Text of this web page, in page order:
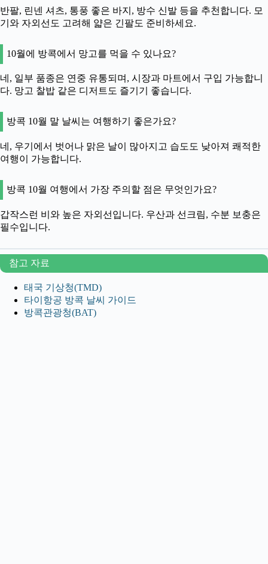
반팔, 린넨 셔츠, 통풍 좋은 바지, 방수 신발 등을 추천합니다. 모
기와 자외선도 고려해 얇은 긴팔도 준비하세요.
10월에 방콕에서 망고를 먹을 수 있나요?
네, 일부 품종은 연중 유통되며, 시장과 마트에서 구입 가능합니
다. 망고 찰밥 같은 디저트도 즐기기 좋습니다.
방콕 10월 말 날씨는 여행하기 좋은가요?
네, 우기에서 벗어나 맑은 날이 많아지고 습도도 낮아져 쾌적한
여행이 가능합니다.
방콕 10월 여행에서 가장 주의할 점은 무엇인가요?
갑작스런 비와 높은 자외선입니다. 우산과 선크림, 수분 보충은
필수입니다.
참고 자료
태국 기상청(TMD)
타이항공 방콕 날씨 가이드
방콕관광청(BAT)